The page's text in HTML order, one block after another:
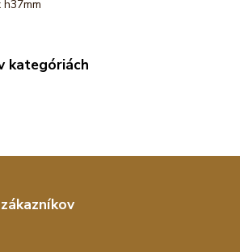
kategóriách